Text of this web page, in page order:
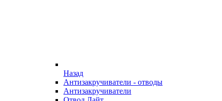
Назад
Антизакручиватели - отводы
Антизакручиватели